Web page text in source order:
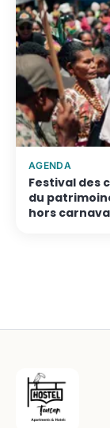
AGENDA
Festival des
du
hors